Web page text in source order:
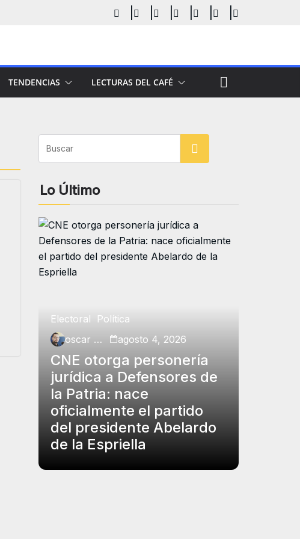
TENDENCIAS LECTURAS DEL CAFÉ
Buscar
Lo Último
Electoral
Política
oscar charry
agosto 4, 2026
CNE otorga personería
jurídica a Defensores de
la Patria: nace
oficialmente el partido
del presidente Abelardo
de la Espriella